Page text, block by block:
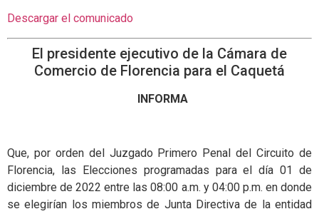
Descargar el comunicado
El presidente ejecutivo de la Cámara de
Comercio de Florencia para el Caquetá
INFORMA
Que, por orden del Juzgado Primero Penal del Circuito de
Florencia, las Elecciones programadas para el día 01 de
diciembre de 2022 entre las 08:00 a.m. y 04:00 p.m. en donde
se elegirían los miembros de Junta Directiva de la entidad